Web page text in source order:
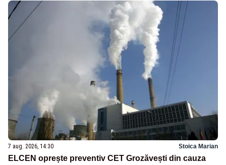
7 aug. 2026, 14:30 Stoica Marian
ELCEN oprește preventiv CET Grozăvești din cauza